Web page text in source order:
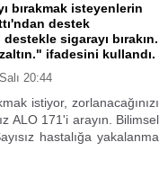
bırakmak isteyenlerin
destek
sigarayı bırakın.
ifadesini kullandı.
20:44
istiyor, zorlanacağınızı
ALO 171'i arayın. Bilimsel
hastalığa yakalanma